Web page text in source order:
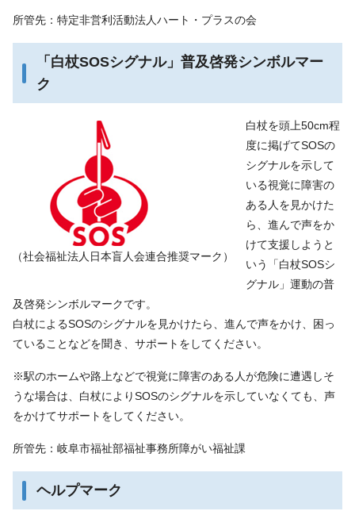
所管先：特定非営利活動法人ハート・プラスの会
「白杖SOSシグナル」普及啓発シンボルマー
ク
（社会福祉法人日本盲人会連合推奨マーク）
白杖を頭上50cm程
度に掲げてSOSの
シグナルを示して
いる視覚に障害の
ある人を見かけた
ら、進んで声をか
けて支援しようと
いう「白杖SOSシ
グナル」運動の普
及啓発シンボルマークです。
白杖によるSOSのシグナルを見かけたら、進んで声をかけ、困っ
ていることなどを聞き、サポートをしてください。
※駅のホームや路上などで視覚に障害のある人が危険に遭遇しそ
うな場合は、白杖によりSOSのシグナルを示していなくても、声
をかけてサポートをしてください。
所管先：岐阜市福祉部福祉事務所障がい福祉課
ヘルプマーク